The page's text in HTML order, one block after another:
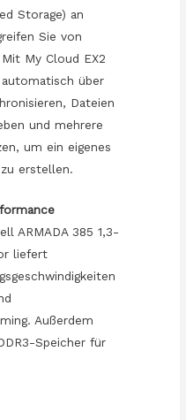
Storage) an
Sie von
My Cloud EX2
über
Dateien
und mehrere
um ein eigenes
erstellen.
ARMADA 385 1,3-
liefert
Außerdem
Speicher für